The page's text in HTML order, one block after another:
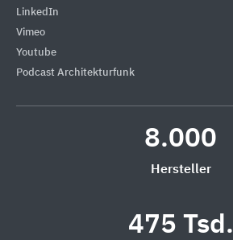
LinkedIn
Vimeo
Youtube
Podcast Architekturfunk
8.000
Hersteller
475 Tsd.